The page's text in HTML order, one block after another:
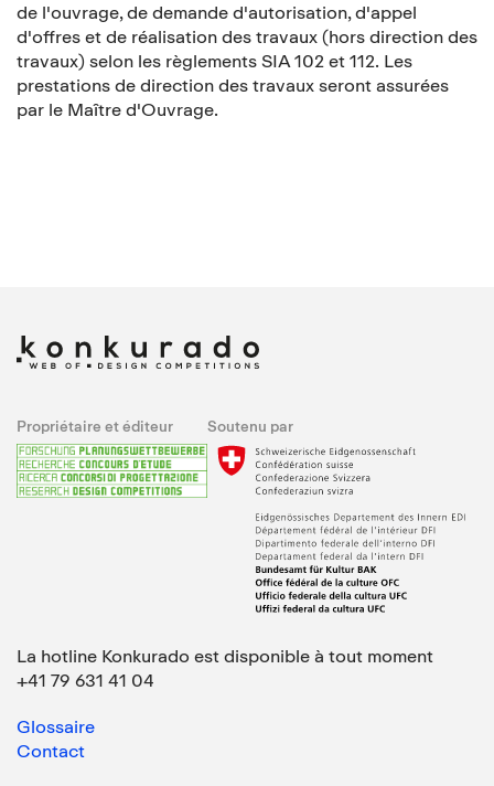
de l'ouvrage, de demande d'autorisation, d'appel
d'offres et de réalisation des travaux (hors direction des
travaux) selon les règlements SIA 102 et 112. Les
prestations de direction des travaux seront assurées
par le Maître d'Ouvrage.
Propriétaire et éditeur Soutenu par
La hotline Konkurado est disponible à tout moment
+41 79 631 41 04
Glossaire
Contact